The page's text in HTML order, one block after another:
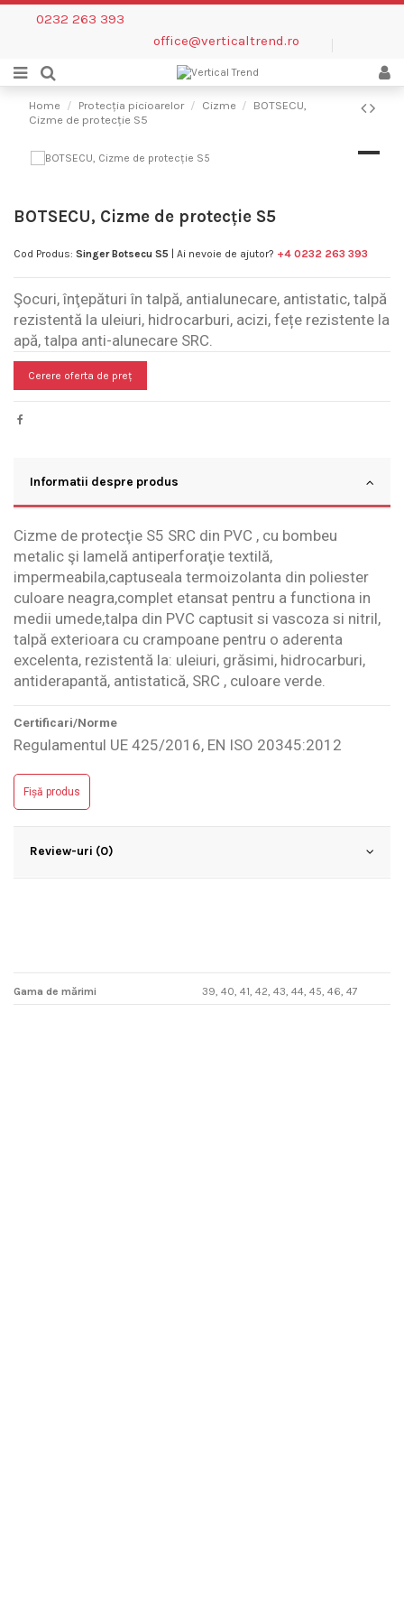
0232 263 393
office@verticaltrend.ro
Home Protecția picioarelor Cizme
BOTSECU,
Cizme de protecție S5
BOTSECU, Cizme de protecție S5
Cod Produs: Singer Botsecu S5 | Ai nevoie de ajutor? +4 0232 263 393
Şocuri, înţepături în talpă, antialunecare, antistatic, talpă
rezistentă la uleiuri, hidrocarburi, acizi, fețe rezistente la
apă, talpa anti-alunecare SRC.
Cerere oferta de preț
Informatii despre produs
Cizme de protecţie S5 SRC din PVC , cu bombeu
metalic şi lamelă antiperforaţie textilă,
impermeabila,captuseala termoizolanta din poliester
culoare neagra,complet etansat pentru a functiona in
medii umede,talpa din PVC captusit si vascoza si nitril,
talpă exterioara cu crampoane pentru o aderenta
excelenta, rezistentă la: uleiuri, grăsimi, hidrocarburi,
antiderapantă, antistatică, SRC , culoare verde.
Certificari/Norme
Regulamentul UE 425/2016, EN ISO 20345:2012
Fișă produs
Review-uri (0)
Gama de mărimi 39, 40, 41, 42, 43, 44, 45, 46, 47